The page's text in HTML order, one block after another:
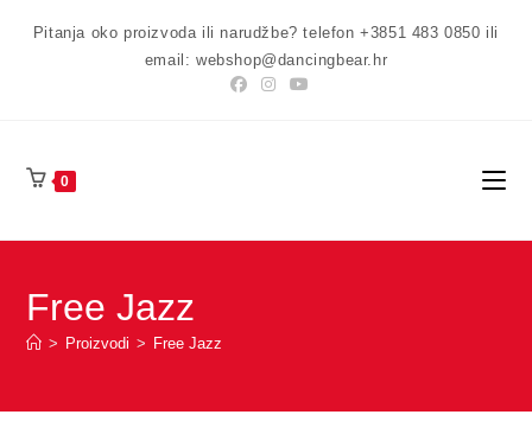
Pitanja oko proizvoda ili narudžbe? telefon +3851 483 0850 ili
email: webshop@dancingbear.hr
0
Free Jazz
> Proizvodi > Free Jazz